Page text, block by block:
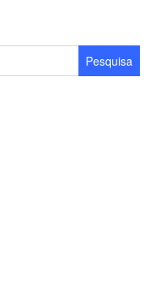
variants.
The
Pesquisa